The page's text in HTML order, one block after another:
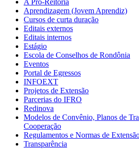
A Pró-Reitoria
Aprendizagem (Jovem Aprendiz)
Cursos de curta duração
Editais externos
Editais internos
Estágio
Escola de Conselhos de Rondônia
Eventos
Portal de Egressos
INFOEXT
Projetos de Extensão
Parcerias do IFRO
Redinova
Modelos de Convênio, Planos de
Cooperação
Regulamentos e Normas de
Transparência